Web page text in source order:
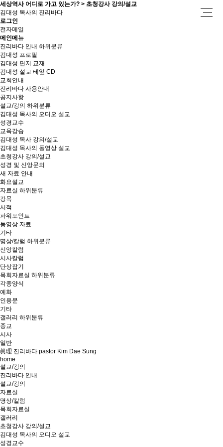
세상역사 어디로 가고 있는가? > 초청강사 강의/설교
김대성 목사의 진리바다
로그인
전자메일
메인메뉴
진리바다 안내 하위분류
김대성 프로필
김대성 편저 교재
김대성 설교 테잎 CD
교회안내
진리바다 사용안내
공지사항
설교/강의 하위분류
김대성 목사의 오디오 설교
성경교수
교육강습
김대성 목사 강의/설교
김대성 목사의 동영상 설교
초청강사 강의/설교
성경 및 신앙문의
새 자료 안내
화요설교
자료실 하위분류
강목
서적
파워포인트
동영상 자료
기타
명상/칼럼 하위분류
신앙칼럼
시사칼럼
단상잡기
목회자료실 하위분류
각종양식
예화
인용문
기타
갤러리 하위분류
종교
시사
일반
眞理 진리바다 pastor Kim Dae Sung
home
설교/강의
진리바다 안내
설교/강의
자료실
명상/칼럼
목회자료실
갤러리
초청강사 강의/설교
김대성 목사의 오디오 설교
성경교수